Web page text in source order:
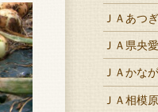
ＪＡあつぎ
ＪＡ県央
ＪＡかな
ＪＡ相模